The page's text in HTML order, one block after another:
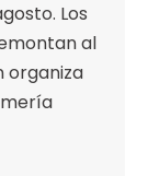
Los
al
organiza